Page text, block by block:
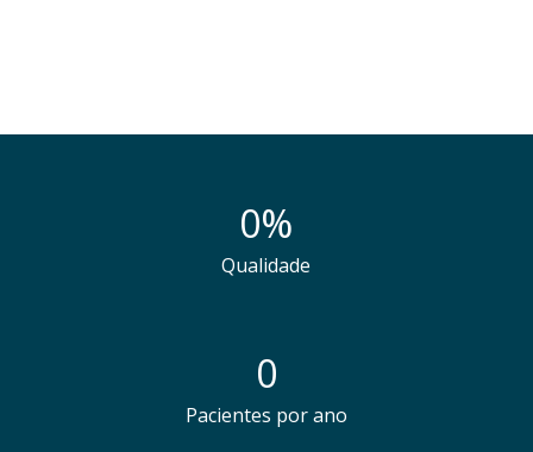
0%
Qualidade
0
Pacientes por ano